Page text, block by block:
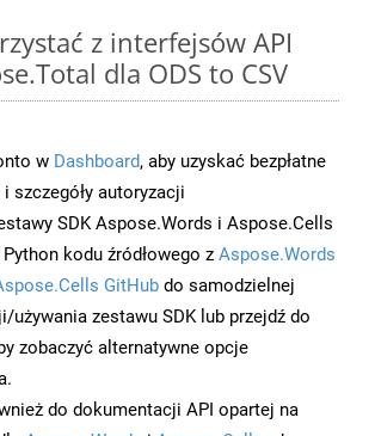
z interfejsów API
dla ODS to CSV
w Dashboard, aby uzyskać bezpłatne
i szczegóły autoryzacji
SDK Aspose.Words i Aspose.Cells
kodu źródłowego z Aspose.Words
GitHub do samodzielnej
używania zestawu SDK lub przejdź do
zobaczyć alternatywne opcje
do dokumentacji API opartej na